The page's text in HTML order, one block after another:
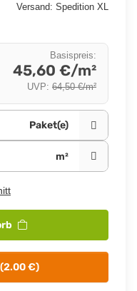
Versand: Spedition XL
Basispreis:
45,60 €/m²
UVP: 64,50 €/m²
Paket(e)
m²
€)